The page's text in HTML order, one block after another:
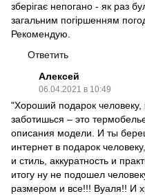
зберігає непогано - як раз
загальним погіршенням
Рекомендую.
Ответить
Алексей
06.04.2021 в 10:49
"Хороший подарок
заботишься – это
описания модели. И ты
интернет в подарок
и стиль, аккуратность и
итогу ну не подошел
размером и все!!! Вуаля!! И